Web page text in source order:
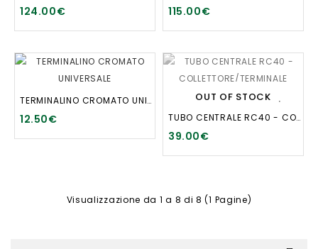
124.00€ 115.00€
TERMINALINO CROMATO UNIVERSALE
12.50€
OUT OF STOCK
TUBO CENTRALE RC40 - COLLETTORE/TERMINALE SINGLE BOX
39.00€
Visualizzazione da 1 a 8 di 8 (1 Pagine)